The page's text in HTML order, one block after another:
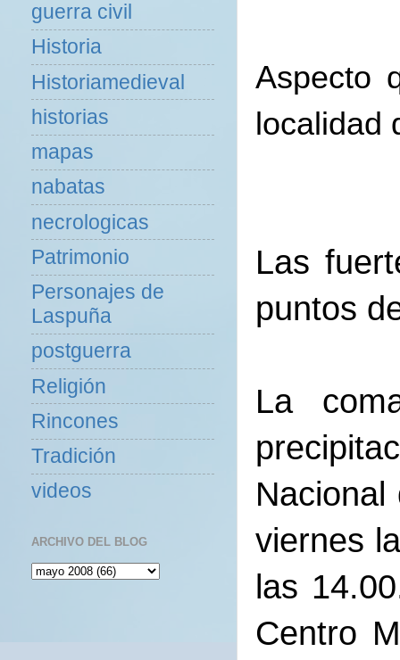
Aspecto
localidad
Las
puntos
La
viernes
las
Centro
guerra civil
Historia
Historiamedieval
historias
mapas
nabatas
necrologicas
Patrimonio
Personajes de
Laspuña
postguerra
Religión
Rincones
Tradición
videos
ARCHIVO DEL BLOG